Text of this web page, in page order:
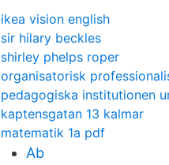
ikea vision english
sir hilary beckles
shirley phelps roper
organisatorisk
pedagogiska institutionen
kaptensgatan 13 kalmar
matematik 1a pdf
Ab